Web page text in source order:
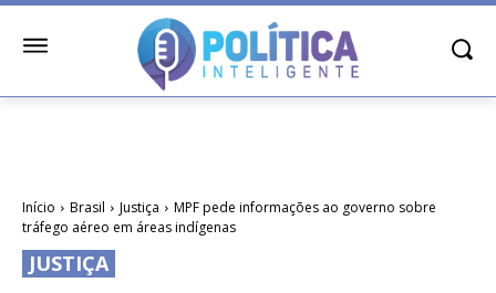
Início Brasil Justiça
MPF pede informações ao governo sobre
tráfego aéreo em áreas indígenas
JUSTIÇA